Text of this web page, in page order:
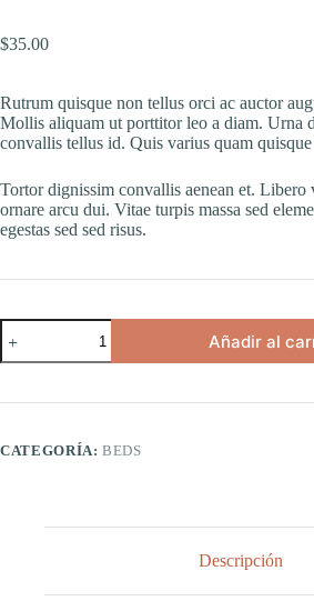
$35.00
Rutrum quisque non tellus orci ac auctor
Mollis aliquam ut porttitor leo a diam. Urna
convallis tellus id. Quis varius quam
Tortor dignissim convallis aenean et. Libero
ornare arcu dui. Vitae turpis massa sed
egestas sed sed risus.
Quis
Risus
cantidad
Añadir al
CATEGORÍA:BEDS
Descripción